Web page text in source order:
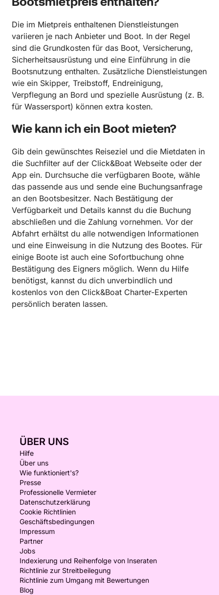
Die im Mietpreis enthaltenen Dienstleistungen
variieren je nach Anbieter und Boot. In der Regel
sind die Grundkosten für das Boot, Versicherung,
Sicherheitsausrüstung und eine Einführung in die
Bootsnutzung enthalten. Zusätzliche Dienstleistungen
wie ein Skipper, Treibstoff, Endreinigung,
Verpflegung an Bord und spezielle Ausrüstung (z. B.
für Wassersport) können extra kosten.
Wie kann ich ein Boot mieten?
Gib dein gewünschtes Reiseziel und die Mietdaten in
die Suchfilter auf der Click&Boat Webseite oder der
App ein. Durchsuche die verfügbaren Boote, wähle
das passende aus und sende eine Buchungsanfrage
an den Bootsbesitzer. Nach Bestätigung der
Verfügbarkeit und Details kannst du die Buchung
abschließen und die Zahlung vornehmen. Vor der
Abfahrt erhältst du alle notwendigen Informationen
und eine Einweisung in die Nutzung des Bootes. Für
einige Boote ist auch eine Sofortbuchung ohne
Bestätigung des Eigners möglich. Wenn du Hilfe
benötigst, kannst du dich unverbindlich und
kostenlos von den Click&Boat Charter-Experten
persönlich beraten lassen.
ÜBER UNS
Hilfe
Über uns
Wie funktioniert's?
Presse
Professionelle Vermieter
Datenschutzerklärung
Cookie Richtlinien
Geschäftsbedingungen
Impressum
Partner
Jobs
Indexierung und Reihenfolge von Inseraten
Richtlinie zur Streitbeilegung
Richtlinie zum Umgang mit Bewertungen
Blog